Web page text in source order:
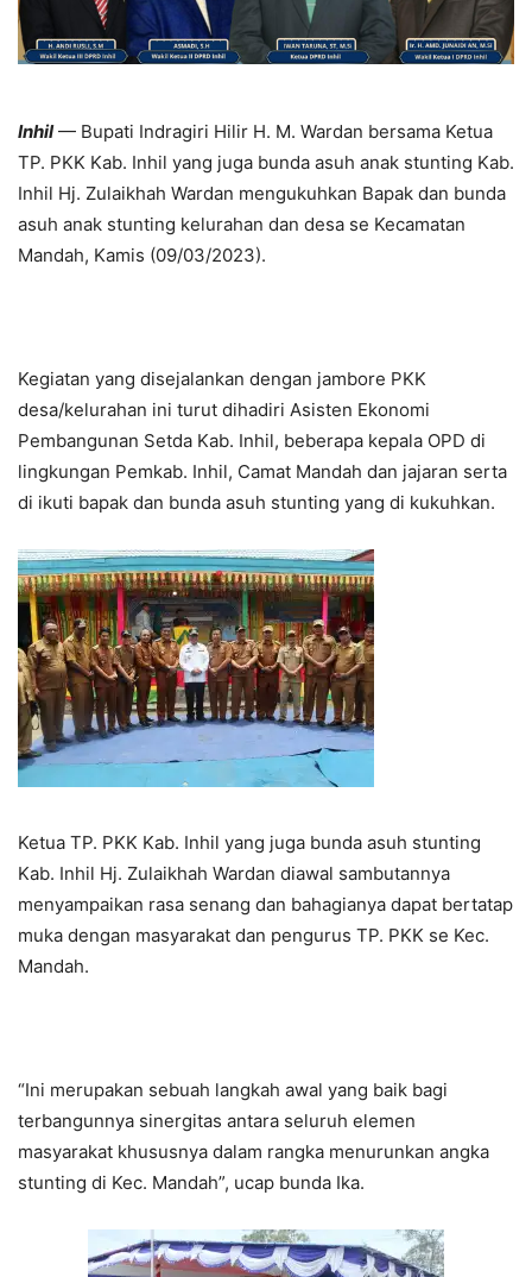
Inhil— Bupati Indragiri Hilir H. M. Wardan bersama Ketua
TP. PKK Kab. Inhil yang juga bunda asuh anak stunting Kab.
Inhil Hj. Zulaikhah Wardan mengukuhkan Bapak dan bunda
asuh anak stunting kelurahan dan desa se Kecamatan
Mandah, Kamis (09/03/2023).
Kegiatan yang disejalankan dengan jambore PKK
desa/kelurahan ini turut dihadiri Asisten Ekonomi
Pembangunan Setda Kab. Inhil, beberapa kepala OPD di
lingkungan Pemkab. Inhil, Camat Mandah dan jajaran serta
di ikuti bapak dan bunda asuh stunting yang di kukuhkan.
Ketua TP. PKK Kab. Inhil yang juga bunda asuh stunting
Kab. Inhil Hj. Zulaikhah Wardan diawal sambutannya
menyampaikan rasa senang dan bahagianya dapat bertatap
muka dengan masyarakat dan pengurus TP. PKK se Kec.
Mandah.
“Ini merupakan sebuah langkah awal yang baik bagi
terbangunnya sinergitas antara seluruh elemen
masyarakat khususnya dalam rangka menurunkan angka
stunting di Kec. Mandah”, ucap bunda Ika.